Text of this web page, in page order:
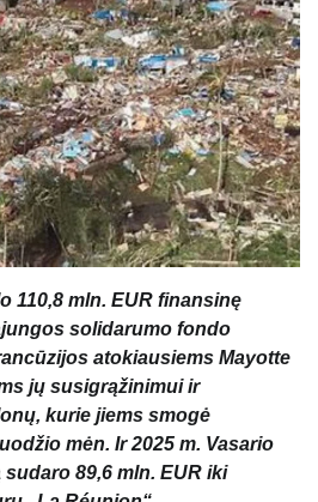
110,8 mln. EUR finansinę
solidarumo fondo
atokiausiems Mayotte
jų susigrąžinimui ir
kurie jiems smogė
mėn. Ir 2025 m. Vasario
89,6 mln. EUR iki